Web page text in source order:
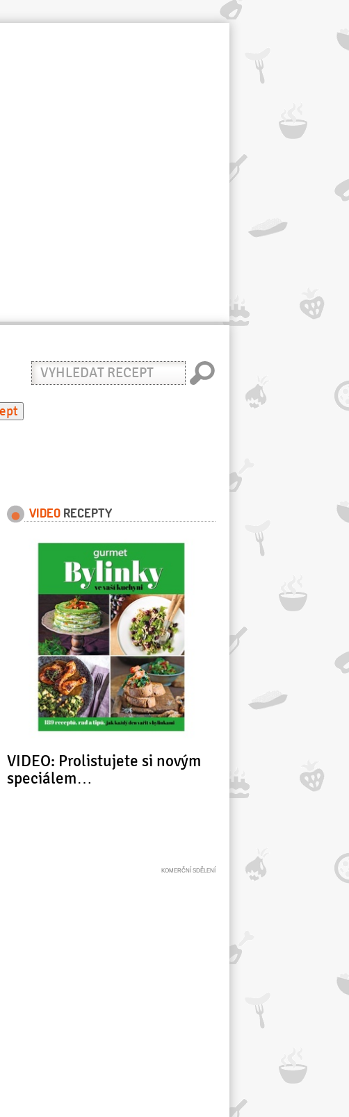
Vyhledat
recept
VIDEO RECEPTY
VIDEO: Prolistujete si novým
speciálem…